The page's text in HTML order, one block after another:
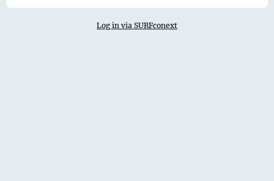
Log in via SURFconext